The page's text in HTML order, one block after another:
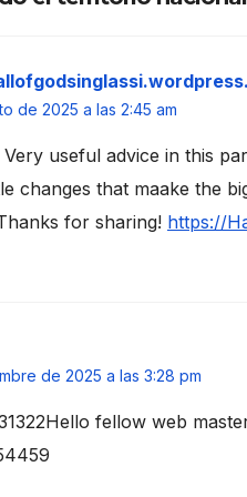
de 2025 a las 2:45 am
Very useful advice in this
changes that maake the
for sharing! https://
de 2025 a las 3:28 pm
fellow web